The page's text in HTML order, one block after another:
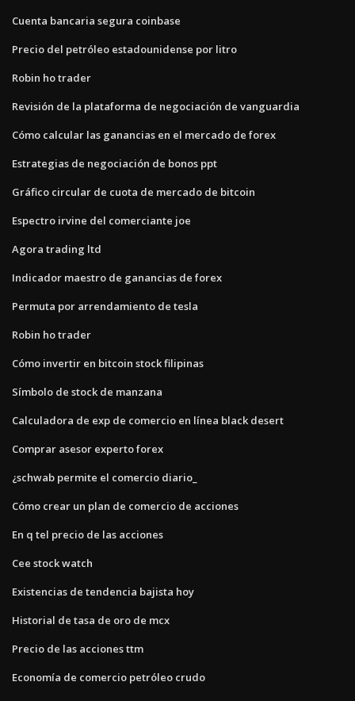
Cuenta bancaria segura coinbase
Precio del petróleo estadounidense por litro
Robin ho trader
Revisión de la plataforma de negociación de vanguardia
Cómo calcular las ganancias en el mercado de forex
Estrategias de negociación de bonos ppt
Gráfico circular de cuota de mercado de bitcoin
Espectro irvine del comerciante joe
Agora trading ltd
Indicador maestro de ganancias de forex
Permuta por arrendamiento de tesla
Robin ho trader
Cómo invertir en bitcoin stock filipinas
Símbolo de stock de manzana
Calculadora de exp de comercio en línea black desert
Comprar asesor experto forex
¿schwab permite el comercio diario_
Cómo crear un plan de comercio de acciones
En q tel precio de las acciones
Cee stock watch
Existencias de tendencia bajista hoy
Historial de tasa de oro de mcx
Precio de las acciones ttm
Economía de comercio petróleo crudo